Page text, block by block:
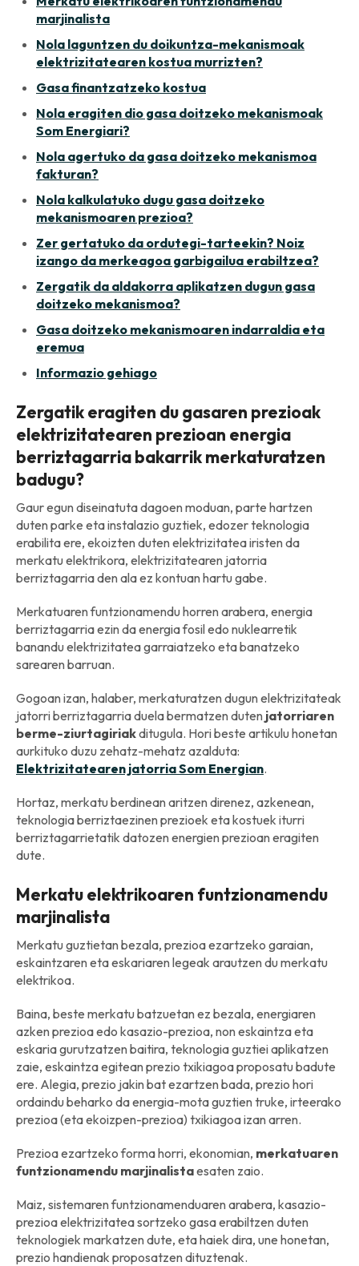
marjinalista
Nola laguntzen du doikuntza-mekanismoak
elektrizitatearen kostua murrizten?
Gasa finantzatzeko kostua
Nola eragiten dio gasa doitzeko mekanismoak
Som Energiari?
Nola agertuko da gasa doitzeko mekanismoa
fakturan?
Nola kalkulatuko dugu gasa doitzeko
mekanismoaren prezioa?
Zer gertatuko da ordutegi-tarteekin? Noiz
izango da merkeagoa garbigailua erabiltzea?
Zergatik da aldakorra aplikatzen dugun gasa
doitzeko mekanismoa?
Gasa doitzeko mekanismoaren indarraldia eta
eremua
Informazio gehiago
Zergatik eragiten du gasaren prezioak
elektrizitatearen prezioan energia
berriztagarria bakarrik merkaturatzen
badugu?
Gaur egun diseinatuta dagoen moduan, parte hartzen
duten parke eta instalazio guztiek, edozer teknologia
erabilita ere, ekoizten duten elektrizitatea iristen da
merkatu elektrikora, elektrizitatearen jatorria
berriztagarria den ala ez kontuan hartu gabe.
Merkatuaren funtzionamendu horren arabera, energia
berriztagarria ezin da energia fosil edo nuklearretik
banandu elektrizitatea garraiatzeko eta banatzeko
sarearen barruan.
Gogoan izan, halaber, merkaturatzen dugun elektrizitateak
jatorri berriztagarria duela bermatzen duten jatorriaren
berme-ziurtagiriakditugula. Hori beste artikulu honetan
aurkituko duzu zehatz-mehatz azalduta:
Elektrizitatearen jatorria Som Energian.
Hortaz, merkatu berdinean aritzen direnez, azkenean,
teknologia berriztaezinen prezioek eta kostuek iturri
berriztagarrietatik datozen energien prezioan eragiten
dute.
Merkatu elektrikoaren funtzionamendu
marjinalista
Merkatu guztietan bezala, prezioa ezartzeko garaian,
eskaintzaren eta eskariaren legeak arautzen du merkatu
elektrikoa.
Baina, beste merkatu batzuetan ez bezala, energiaren
azken prezioa edo kasazio-prezioa, non eskaintza eta
eskaria gurutzatzen baitira, teknologia guztiei aplikatzen
zaie, eskaintza egitean prezio txikiagoa proposatu badute
ere. Alegia, prezio jakin bat ezartzen bada, prezio hori
ordaindu beharko da energia-mota guztien truke, irteerako
prezioa (eta ekoizpen-prezioa) txikiagoa izan arren.
Prezioa ezartzeko forma horri, ekonomian, merkatuaren
funtzionamendu marjinalistaesaten zaio.
Maiz, sistemaren funtzionamenduaren arabera, kasazio-
prezioa elektrizitatea sortzeko gasa erabiltzen duten
teknologiek markatzen dute, eta haiek dira, une honetan,
prezio handienak proposatzen dituztenak.